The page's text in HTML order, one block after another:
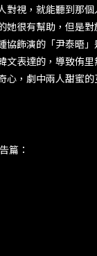
對視，就能聽到那
她很有幫助，但是
協飾演的「尹泰晤
文表達的，導致侑
心，劇中兩人甜蜜
篇：​